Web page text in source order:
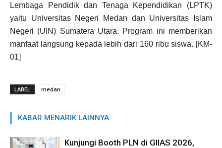
Lembaga Pendidik dan Tenaga Kependidikan (LPTK)
yaitu Universitas Negeri Medan dan Universitas Islam
Negeri (UIN) Sumatera Utara. Program ini memberikan
manfaat langsung kepada lebih dari 160 ribu siswa. [KM-
01]
LABEL medan
KABAR MENARIK LAINNYA
Kunjungi Booth PLN di GIIAS 2026,